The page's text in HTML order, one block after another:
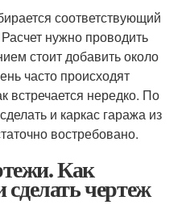
соответствующий
нужно проводить
стоит добавить около
часто происходят
встречается нередко. По
и каркас гаража из
востребовано.
Как
сделать чертеж